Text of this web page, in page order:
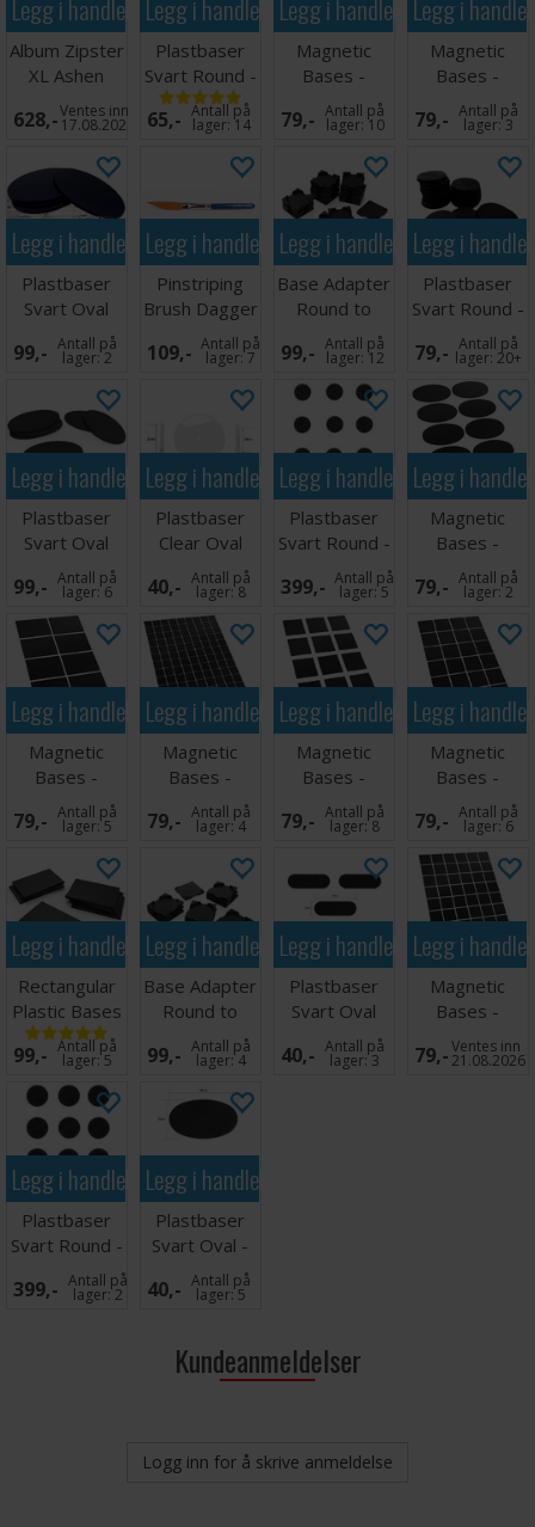
Legg i handlekurven
Album Zipster
XL Ashen
White 24-
pocket
628,-Ventes inn
17.08.2026
Legg i handlekurven
Plastbaser
Svart Round -
160mm (1
stk)
65,- Antall på
lager: 14
Legg i handlekurven
Magnetic
Bases -
105x70mm (6
stk)
79,- Antall på
lager: 10
Legg i
Magnetic
Bases -
25x50mm (35
stk)
79,- Antall på
lager:3
Legg i handlekurven
Plastbaser
Svart Oval
105x70mm (4
stk)
99,- Antall på
lager:2
Legg i handlekurven
Pinstriping
Brush Dagger
Liner NY Str 2
109,- Antall på
lager:7
Legg i handlekurven
Base Adapter
Round to
Square 25mm
99,- Antall på
lager: 12
Legg i
Plastbaser
Svart Round -
25mm (20
stk)
79,- Antall på
lager:20+
Legg i handlekurven
Plastbaser
Svart Oval
90x52mm (6
stk)
99,- Antall på
lager:6
Legg i handlekurven
Plastbaser
Clear Oval
35x30/Flying
Stem
40,- Antall på
lager:8
Legg i handlekurven
Plastbaser
Svart Round -
25mm (100
stk)
399,- Antall på
lager:5
Legg i
Magnetic
Bases -
90x52mm (10
stk)
79,- Antall på
lager:2
Legg i handlekurven
Magnetic
Bases -
50x75mm (10
stk)
79,- Antall på
lager:5
Legg i handlekurven
Magnetic
Bases -
20x20mm
(126 stk)
79,- Antall på
lager:4
Legg i handlekurven
Magnetic
Bases -
50x50mm (15
stk)
79,- Antall på
lager:8
Legg i
Magnetic
Bases -
40x40mm (28
stk)
79,- Antall på
lager:6
Legg i handlekurven
Rectangular
Plastic Bases
50x75mm 8
stk
99,- Antall på
lager:5
Legg i handlekurven
Base Adapter
Round to
Square 40mm
99,- Antall på
lager:4
Legg i handlekurven
Plastbaser
Svart Oval
70x25mm (5
stk)
40,- Antall på
lager:3
Legg i
Magnetic
Bases -
30x30mm (54
stk)
79,-Ventes inn
21.08.2026
Legg i handlekurven
Plastbaser
Svart Round -
32mm (100
stk)
399,- Antall på
lager:2
Legg i handlekurven
Plastbaser
Svart Oval -
90x52mm (1
stk)
40,- Antall på
lager:5
Kundeanmeldelser
Logg inn for å skrive anmeldelse